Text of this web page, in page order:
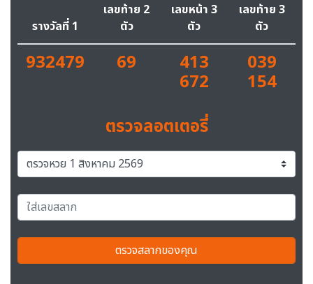
รางวัลที่ 1
เลขท้าย 2
ตัว
เลขหน้า 3
ตัว
เลขท้าย 3
ตัว
932479 69 413
672
039
154
ตรวจลอตเตอรี่
ตรวจสลากของคุณ